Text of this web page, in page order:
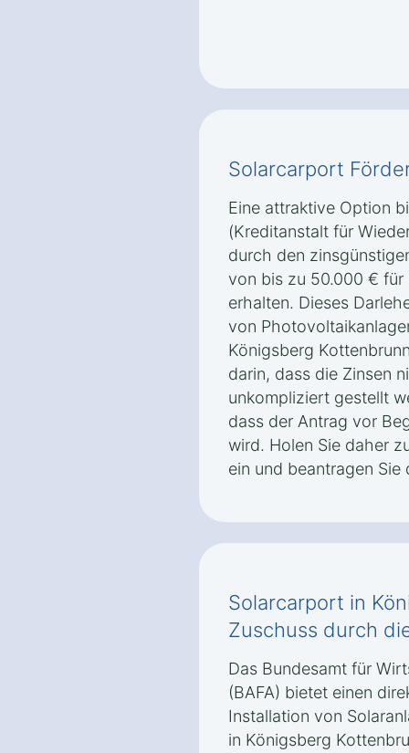
Solarcarport
Eine attraktive Option
(Kreditanstalt für
durch den
von bis zu 50.000 € für
erhalten. Dieses
von
Königsberg
darin, dass die Zinsen
unkompliziert gestellt
dass der Antrag vor
wird. Holen Sie daher
ein und beantragen Sie
Solarcarport in
Zuschuss durch
Das Bundesamt für
(BAFA) bietet einen
Installation von
in Königsberg